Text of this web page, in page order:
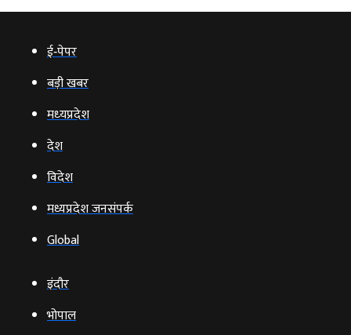
ई‑पेपर
बड़ी खबर
मध्‍यप्रदेश
देश
विदेश
मध्यप्रदेश जनसंपर्क
Global
इंदौर
भोपाल